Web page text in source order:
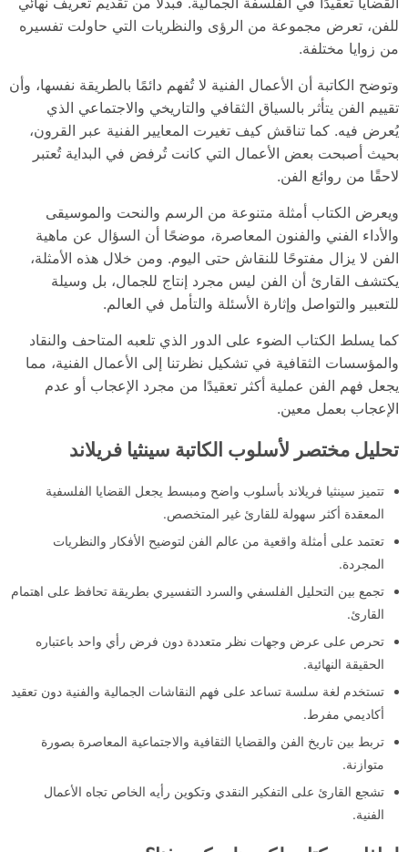
للفن، تعرض مجموعة من الرؤى والنظريات التي حاولت تفسيره
من زوايا مختلفة.
وتوضح الكاتبة أن الأعمال الفنية لا تُفهم دائمًا بالطريقة نفسها، وأن
تقييم الفن يتأثر بالسياق الثقافي والتاريخي والاجتماعي الذي
يُعرض فيه. كما تناقش كيف تغيرت المعايير الفنية عبر القرون،
بحيث أصبحت بعض الأعمال التي كانت تُرفض في البداية تُعتبر
لاحقًا من روائع الفن.
ويعرض الكتاب أمثلة متنوعة من الرسم والنحت والموسيقى
والأداء الفني والفنون المعاصرة، موضحًا أن السؤال عن ماهية
الفن لا يزال مفتوحًا للنقاش حتى اليوم. ومن خلال هذه الأمثلة،
يكتشف القارئ أن الفن ليس مجرد إنتاج للجمال، بل وسيلة
للتعبير والتواصل وإثارة الأسئلة والتأمل في العالم.
كما يسلط الكتاب الضوء على الدور الذي تلعبه المتاحف والنقاد
والمؤسسات الثقافية في تشكيل نظرتنا إلى الأعمال الفنية، مما
يجعل فهم الفن عملية أكثر تعقيدًا من مجرد الإعجاب أو عدم
الإعجاب بعمل معين.
تحليل مختصر لأسلوب الكاتبة سينثيا فريلاند
تتميز سينثيا فريلاند بأسلوب واضح ومبسط يجعل القضايا الفلسفية
المعقدة أكثر سهولة للقارئ غير المتخصص.
تعتمد على أمثلة واقعية من عالم الفن لتوضيح الأفكار والنظريات
المجردة.
تجمع بين التحليل الفلسفي والسرد التفسيري بطريقة تحافظ على اهتمام
القارئ.
تحرص على عرض وجهات نظر متعددة دون فرض رأي واحد باعتباره
الحقيقة النهائية.
تستخدم لغة سلسة تساعد على فهم النقاشات الجمالية والفنية دون تعقيد
أكاديمي مفرط.
تربط بين تاريخ الفن والقضايا الثقافية والاجتماعية المعاصرة بصورة
متوازنة.
تشجع القارئ على التفكير النقدي وتكوين رأيه الخاص تجاه الأعمال
الفنية.